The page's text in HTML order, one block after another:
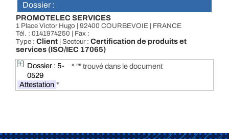
Dossier :
PROMOTELEC SERVICES
1 Place Victor Hugo | 92400 COURBEVOIE | FRANCE
Tél. : 0141974250 | Fax :
Type : Client | Secteur : Certification de produits et
services (ISO/IEC 17065)
Dossier : 5-
0529
Attestation *
* "" trouvé dans le document